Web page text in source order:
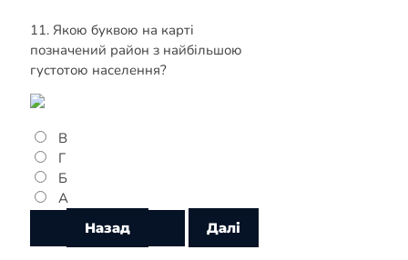
11. Якою буквою на карті
позначений район з найбільшою
густотою населення?
В
Г
Б
А